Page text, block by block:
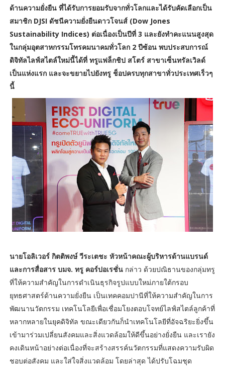
ด้านความยั่งยืน ที่ได้รับการยอมรับจากทั่วโลกและได้รับคัดเลือกเป็น
สมาชิก DJSI ดัชนีความยั่งยืนดาวโจนส์ (Dow Jones
Sustainability Indices) ต่อเนื่องเป็นปีที่ 3 และยังทำคะแนนสูงสุด
ในกลุ่มอุตสาหกรรมโทรคมนาคมทั่วโลก 2 ปีซ้อน พบประสบการณ์
ดิจิทัลไลฟ์สไตล์ใหม่นี้ได้ที่ ทรูแฟล็กชิป สโตร์ สาขาเซ็นทรัลเวิลด์
เป็นแห่งแรก และจะขยายไปยังทรู ช็อปครบทุกสาขาทั่วประเทศเร็วๆ
นี้
นายโอลิเวอร์ กิตติพงษ์ วีระเตชะ หัวหน้าคณะผู้บริหารด้านแบรนด์
และการสื่อสาร บมจ. ทรู คอร์ปอเรชั่น กล่าว ด้วยปณิธานของกลุ่มทรู
ที่ให้ความสำคัญในการดำเนินธุรกิจรูปแบบใหม่ภายใต้กรอบ
ยุทธศาสตร์ด้านความยั่งยืน เป็นเทคคอมปานีที่ให้ความสำคัญในการ
พัฒนานวัตกรรม เทคโนโลยีเพื่อเชื่อมโยงตอบโจทย์ไลฟ์สไตล์ลูกค้าที่
หลากหลายในยุคดิจิทัล ขณะเดียวกันก็นำเทคโนโลยีที่อัจฉริยะยิ่งขึ้น
เข้ามาร่วมเปลี่ยนสังคมและสิ่งแวดล้อมให้ดีขึ้นอย่างยั่งยืน และเรายัง
คงเดินหน้าอย่างต่อเนื่องที่จะสร้างสรรค์นวัตกรรมที่แสดงความรับผิด
ชอบต่อสังคม และใส่ใจสิ่งแวดล้อม โดยล่าสุด ได้ปรับโฉมชุด